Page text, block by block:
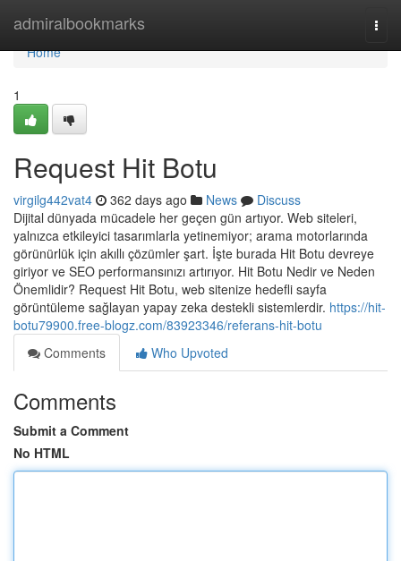
admiralbookmarks
Home
Home
1
Request Hit Botu
virgilg442vat4 362 days ago News
Discuss
Dijital dünyada mücadele her geçen gün artıyor. Web siteleri,
yalnızca etkileyici tasarımlarla yetinemiyor; arama motorlarında
görünürlük için akıllı çözümler şart. İşte burada Hit Botu devreye
giriyor ve SEO performansınızı artırıyor. Hit Botu Nedir ve Neden
Önemlidir? Request Hit Botu, web sitenize hedefli sayfa
görüntüleme sağlayan yapay zeka destekli sistemlerdir. https://hit-
botu79900.free-blogz.com/83923346/referans-hit-botu
Comments
Who Upvoted
Comments
Submit a Comment
No HTML